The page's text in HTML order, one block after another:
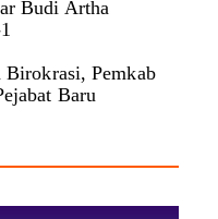
Budi Artha
Birokrasi, Pemkab
Baru